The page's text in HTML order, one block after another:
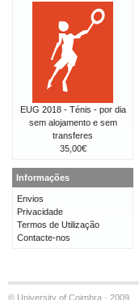
EUG 2018 - Ténis - por dia
sem alojamento e sem
transferes
35,00€
Informações
Envios
Privacidade
Termos de Utilização
Contacte-nos
© University of Coimbra · 2009